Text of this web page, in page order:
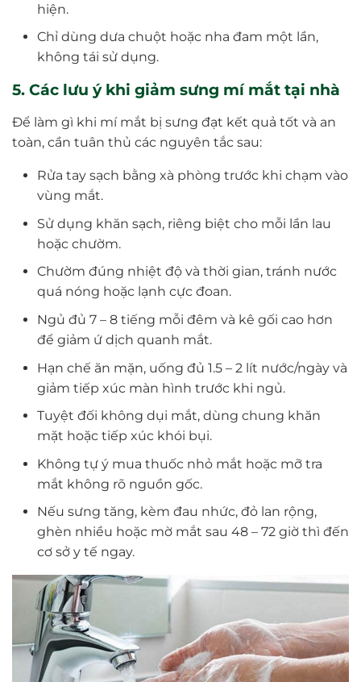
hiện.
Chỉ dùng dưa chuột hoặc nha đam một lần,
không tái sử dụng.
5. Các lưu ý khi giảm sưng mí mắt tại nhà
Để làm gì khi mí mắt bị sưng đạt kết quả tốt và an
toàn, cần tuân thủ các nguyên tắc sau:
Rửa tay sạch bằng xà phòng trước khi chạm vào
vùng mắt.
Sử dụng khăn sạch, riêng biệt cho mỗi lần lau
hoặc chườm.
Chườm đúng nhiệt độ và thời gian, tránh nước
quá nóng hoặc lạnh cực đoan.
Ngủ đủ 7 – 8 tiếng mỗi đêm và kê gối cao hơn
để giảm ứ dịch quanh mắt.
Hạn chế ăn mặn, uống đủ 1.5 – 2 lít nước/ngày và
giảm tiếp xúc màn hình trước khi ngủ.
Tuyệt đối không dụi mắt, dùng chung khăn
mặt hoặc tiếp xúc khói bụi.
Không tự ý mua thuốc nhỏ mắt hoặc mỡ tra
mắt không rõ nguồn gốc.
Nếu sưng tăng, kèm đau nhức, đỏ lan rộng,
ghèn nhiều hoặc mờ mắt sau 48 – 72 giờ thì đến
cơ sở y tế ngay.